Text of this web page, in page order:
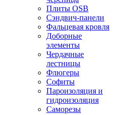
Плиты OSB
Сэндвич-панели
Фальцевая кровля
Доборные
элементы
Чердачные
лестницы
Флюгеры
Софиты
Пароизоляция и
гидроизоляция
Саморезы